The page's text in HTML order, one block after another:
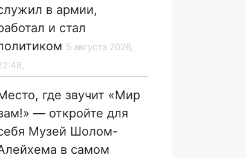
в армии,
и стал
5 августа 2026,
где звучит «Мир
— откройте для
Музей Шолом-
в самом